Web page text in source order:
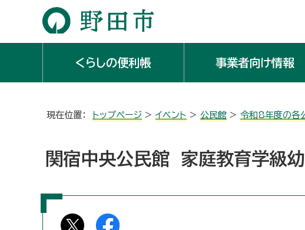
くらしの便利帳 事業者向け情報
現在位置： トップページ > イベント > 公民館 > 令和8年度の各
関宿中央公民館 家庭教育学級